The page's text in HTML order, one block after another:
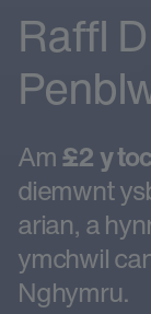
Raffl
Am£2 y
diemwnt
arian, a
ymchwil
Nghymru.